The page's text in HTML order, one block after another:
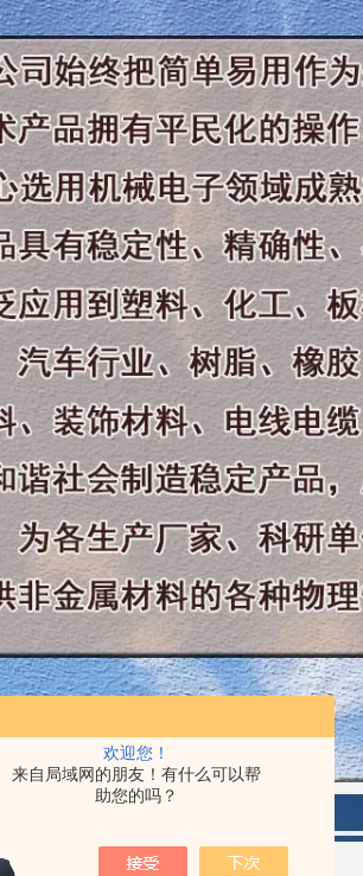
欢迎您！
来自局域网的朋友！有什么可以帮
助您的吗？
熔融指数测定仪产品说明：